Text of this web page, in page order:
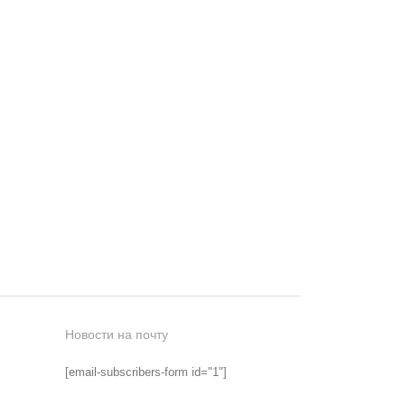
Новости на почту
[email-subscribers-form id="1"]